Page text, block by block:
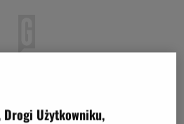
Drogi Użytkowniku,